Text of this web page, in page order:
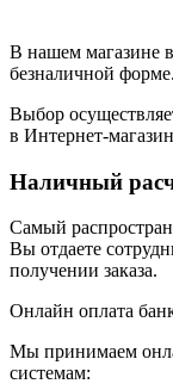
В нашем магазине
безналичной форме.
Выбор
в Интернет-
Наличный
Самый
Вы отдаете
получении заказа.
Онлайн оплата
Мы принимаем
системам: